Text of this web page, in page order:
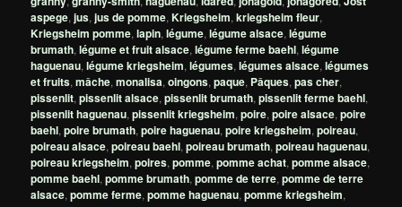
aspege,jus,jus de pomme,Kriegsheim,kriegsheim fleur,
Kriegsheim pomme,lapin,légume,légume alsace,légume
brumath,légume et fruit alsace,légume ferme baehl,légume
haguenau,légume kriegsheim,légumes,légumes alsace,légumes
et fruits,mâche,monalisa,oingons,paque, Pâques,pas cher,
pissenlit,pissenlit alsace,pissenlit brumath,pissenlit ferme baehl,
pissenlit haguenau,pissenlit kriegsheim,poire,poire alsace,poire
baehl,poire brumath,poire haguenau,poire kriegsheim,poireau,
poireau alsace,poireau baehl,poireau brumath,poireau haguenau,
poireau kriegsheim,poires,pomme,pomme achat,pomme alsace,
pomme baehl,pomme brumath,pomme de terre,pomme de terre
alsace,pomme ferme,pomme haguenau,pomme kriegsheim,